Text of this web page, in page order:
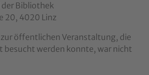
der Bibliothek
20, 4020 Linz
öffentlichen Veranstaltung, die
besucht werden konnte, war nicht